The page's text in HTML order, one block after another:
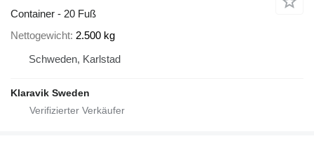
Container - 20 Fuß
Nettogewicht 2.500 kg
Schweden, Karlstad
Klaravik Sweden